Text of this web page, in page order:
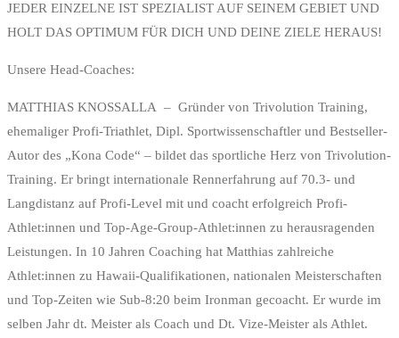
JEDER EINZELNE IST SPEZIALIST AUF SEINEM GEBIET UND
HOLT DAS OPTIMUM FÜR DICH UND DEINE ZIELE HERAUS!
Unsere Head-Coaches:
MATTHIAS KNOSSALLA – Gründer von Trivolution Training,
ehemaliger Profi-Triathlet, Dipl. Sportwissenschaftler und Bestseller-
Autor des „Kona Code“ – bildet das sportliche Herz von Trivolution-
Training. Er bringt internationale Rennerfahrung auf 70.3- und
Langdistanz auf Profi-Level mit und coacht erfolgreich Profi-
Athlet:innen und Top-Age-Group-Athlet:innen zu herausragenden
Leistungen. In 10 Jahren Coaching hat Matthias zahlreiche
Athlet:innen zu Hawaii-Qualifikationen, nationalen Meisterschaften
und Top-Zeiten wie Sub-8:20 beim Ironman gecoacht. Er wurde im
selben Jahr dt. Meister als Coach und Dt. Vize-Meister als Athlet.